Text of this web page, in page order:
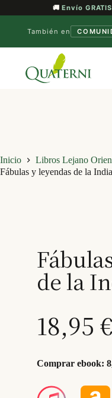
🚚Envío GRATIS
También en
contenido
Inicio Libros Lejano
Fábulas y leyendas de la India
de la
18,95 €
Comprar ebook: